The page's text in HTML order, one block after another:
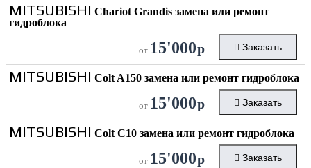
MITSUBISHI Chariot Grandis замена или ремонт
гидроблока
от 15'000р Заказать
MITSUBISHI Colt A150 замена или ремонт гидроблока
от 15'000р Заказать
MITSUBISHI Colt C10 замена или ремонт гидроблока
от 15'000р Заказать